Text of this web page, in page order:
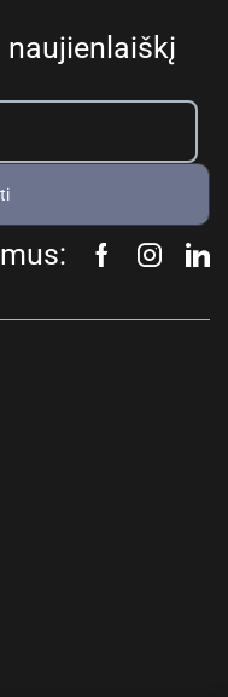
naujienlaiškį